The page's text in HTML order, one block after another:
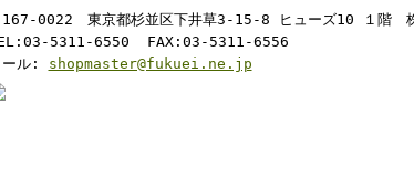
167-0022 東京都杉並区下井草3-15-8 ヒューズ10 １階
5311-6550 FAX:03-5311-6556
ール:
shopmaster@fukuei.ne.jp